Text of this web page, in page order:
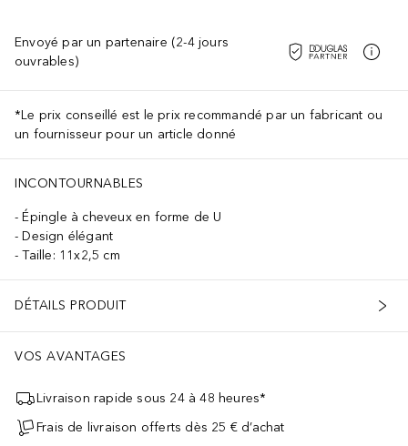
Envoyé par un partenaire (2-4 jours
ouvrables)
*Le prix conseillé est le prix recommandé par un fabricant ou
un fournisseur pour un article donné
INCONTOURNABLES
Épingle à cheveux en forme de U
Design élégant
Taille: 11x2,5 cm
DÉTAILS PRODUIT
VOS AVANTAGES
Livraison rapide sous 24 à 48 heures*
Frais de livraison offerts dès 25 € d’achat